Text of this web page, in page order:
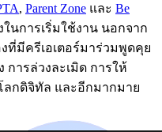
, Parent Zone และ Be
นการเริ่มใช้งาน นอกจาก
ที่มีครีเอเตอร์มาร่วมพูดคุย
การล่วงละเมิด การให้
กดิจิทัล และอีกมากมาย